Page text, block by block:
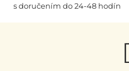
s doručením do 24-48 hodín